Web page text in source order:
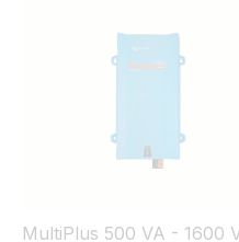
MultiPlus 500 VA - 1600